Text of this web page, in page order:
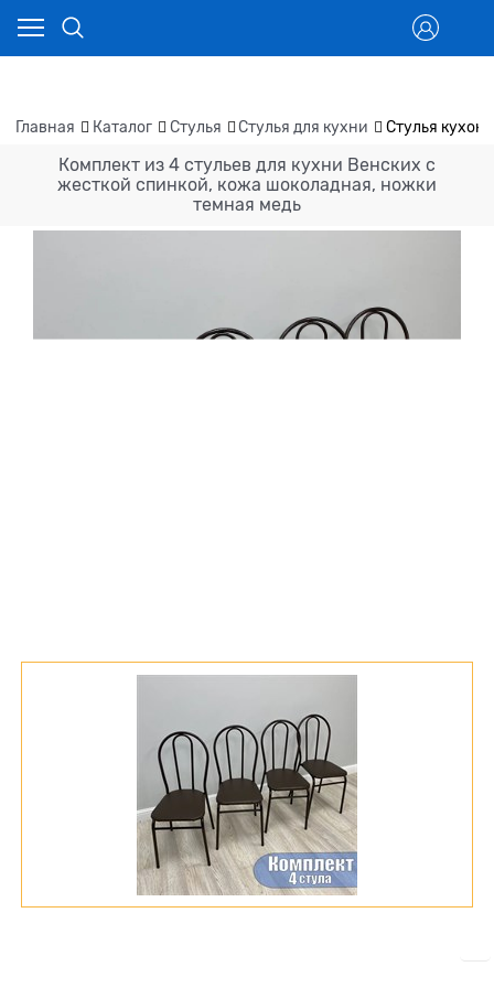
Главная Каталог Стулья Стулья для кухни Стулья
Комплект из 4 стульев для кухни Венских с
жесткой спинкой, кожа шоколадная, ножки
темная медь